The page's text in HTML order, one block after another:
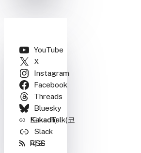
YouTube
X
Instagram
Facebook
Threads
Bluesky
KakaoTalk(코드:kadh)
Slack
RSS 피드